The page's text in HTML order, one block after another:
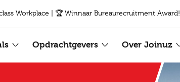
Workplace | 🏆 Winnaar Bureaurecruitment Award!
Opdrachtgevers Over Joinuz